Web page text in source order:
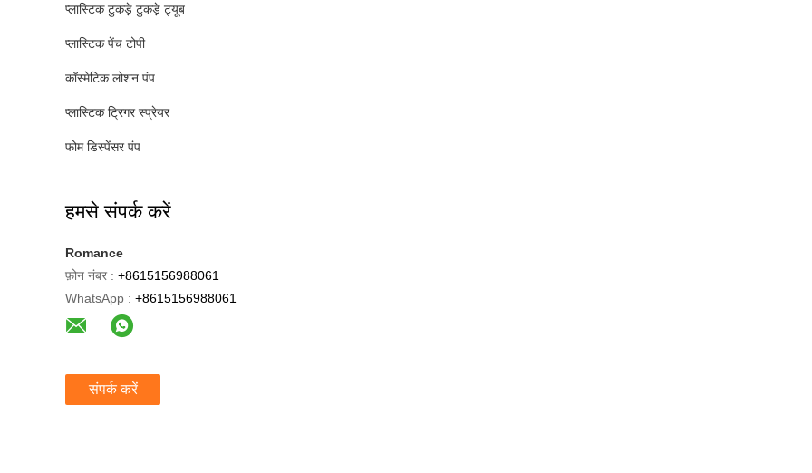
प्लास्टिक टुकड़े टुकड़े ट्यूब
प्लास्टिक पेंच टोपी
कॉस्मेटिक लोशन पंप
प्लास्टिक ट्रिगर स्प्रेयर
फोम डिस्पेंसर पंप
हमसे संपर्क करें
Romance
फ़ोन नंबर : +8615156988061
WhatsApp : +8615156988061
संपर्क करें